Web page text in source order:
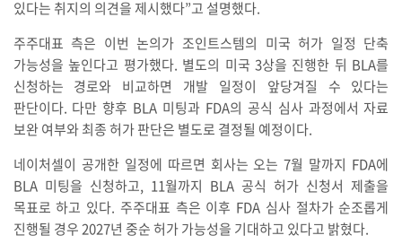
있다는 취지의 의견을 제시했다”고 설명했다.
주주대표 측은 이번 논의가 조인트스템의 미국 허가 일정 단축
가능성을 높인다고 평가했다. 별도의 미국 3상을 진행한 뒤 BLA를
신청하는 경로와 비교하면 개발 일정이 앞당겨질 수 있다는
판단이다. 다만 향후 BLA 미팅과 FDA의 공식 심사 과정에서 자료
보완 여부와 최종 허가 판단은 별도로 결정될 예정이다.
네이처셀이 공개한 일정에 따르면 회사는 오는 7월 말까지 FDA에
BLA 미팅을 신청하고, 11월까지 BLA 공식 허가 신청서 제출을
목표로 하고 있다. 주주대표 측은 이후 FDA 심사 절차가 순조롭게
진행될 경우 2027년 중순 허가 가능성을 기대하고 있다고 밝혔다.